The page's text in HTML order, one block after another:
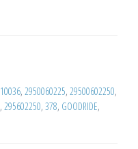
10036, 2950060225, 29500602250,
, 295602250, 378, GOODRIDE,